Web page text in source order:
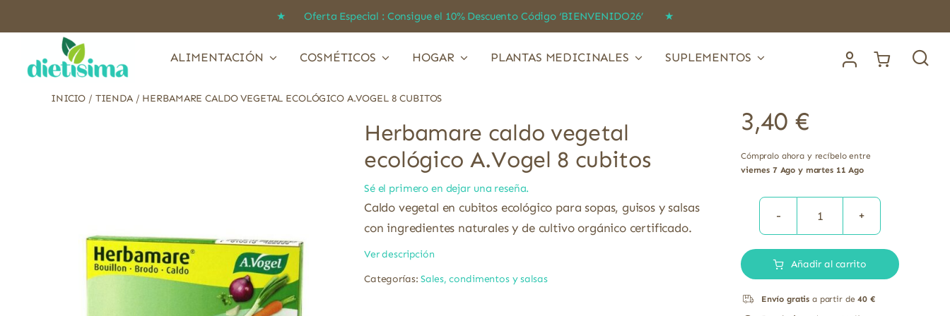
★ Oferta Especial : Consigue el 10% Descuento Código ‘BIENVENIDO26’ ★
ALIMENTACIÓN COSMÉTICOS HOGAR PLANTAS MEDICINALES SUPLEMENTOS
INICIO / TIENDA/ HERBAMARE CALDO VEGETAL ECOLÓGICO A.VOGEL 8 CUBITOS
Herbamare caldo vegetal
ecológico A.Vogel 8 cubitos
Sé el primero en dejar una reseña.
Caldo vegetal en cubitos ecológico para sopas, guisos y salsas
con ingredientes naturales y de cultivo orgánico certificado.
Ver descripción
Categorías:Sales, condimentos y salsas
3,40 €
Cómpralo ahora y recíbelo entre
viernes 7 Ago y martes 11 Ago
Herbamare
vegetal
A.Vogel
Añadir al carrito
Envío gratis a partir de40 €